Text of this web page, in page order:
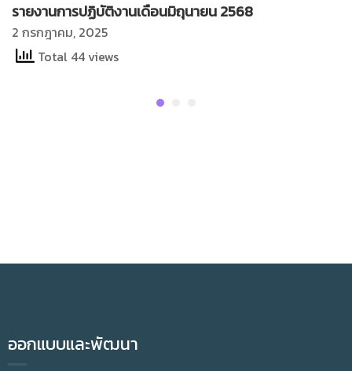
รายงานการปฏิบัติงานเดือนมิถุนายน 2568
2 กรกฎาคม, 2025
Total 44 views
ออกแบบและพัฒนา